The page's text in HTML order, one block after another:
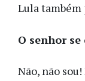
Lula também
O senhor
Não, não